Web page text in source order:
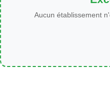
Aucun établissement